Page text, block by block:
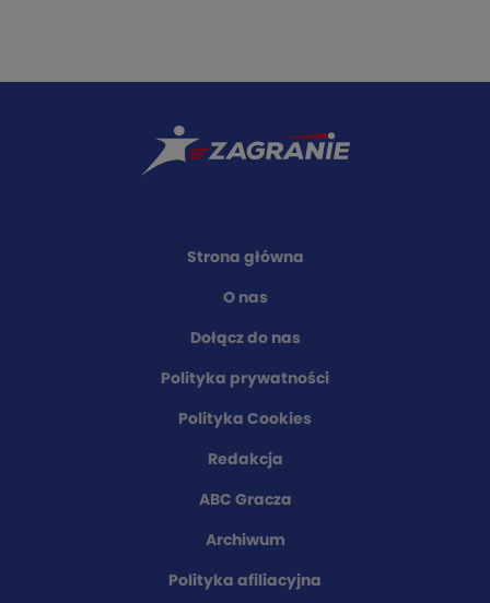
Strona główna
O nas
Dołącz do nas
Polityka prywatności
Polityka Cookies
Redakcja
ABC Gracza
Archiwum
Polityka afiliacyjna